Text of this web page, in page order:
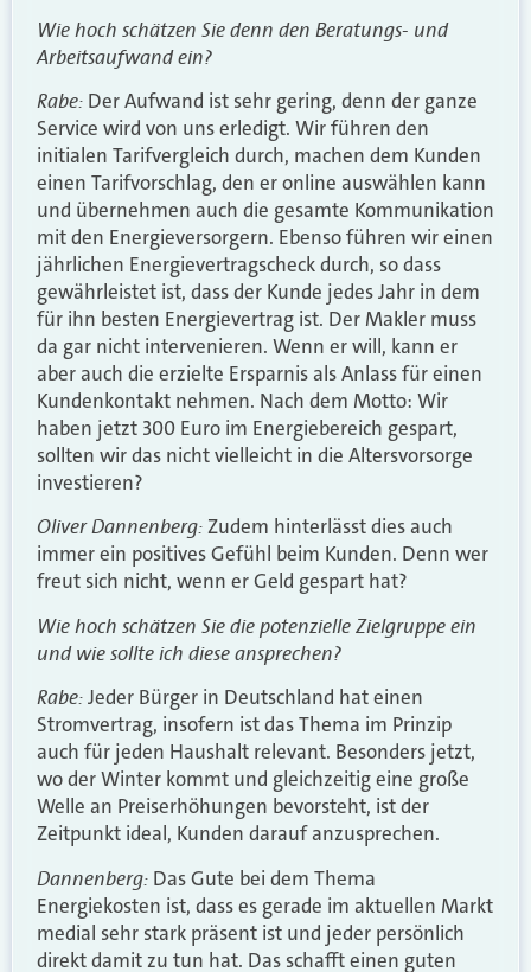
Wie hoch schätzen Sie denn den Beratungs- und
Arbeitsaufwand ein?
Rabe: Der Aufwand ist sehr gering, denn der ganze
Service wird von uns erledigt. Wir führen den
initialen Tarifvergleich durch, machen dem Kunden
einen Tarifvorschlag, den er online auswählen kann
und übernehmen auch die gesamte Kommunikation
mit den Energieversorgern. Ebenso führen wir einen
jährlichen Energievertragscheck durch, so dass
gewährleistet ist, dass der Kunde jedes Jahr in dem
für ihn besten Energievertrag ist. Der Makler muss
da gar nicht intervenieren. Wenn er will, kann er
aber auch die erzielte Ersparnis als Anlass für einen
Kundenkontakt nehmen. Nach dem Motto: Wir
haben jetzt 300 Euro im Energiebereich gespart,
sollten wir das nicht vielleicht in die Altersvorsorge
investieren?
Oliver Dannenberg:Zudem hinterlässt dies auch
immer ein positives Gefühl beim Kunden. Denn wer
freut sich nicht, wenn er Geld gespart hat?
Wie hoch schätzen Sie die potenzielle Zielgruppe ein
und wie sollte ich diese ansprechen?
Rabe:Jeder Bürger in Deutschland hat einen
Stromvertrag, insofern ist das Thema im Prinzip
auch für jeden Haushalt relevant. Besonders jetzt,
wo der Winter kommt und gleichzeitig eine große
Welle an Preiserhöhungen bevorsteht, ist der
Zeitpunkt ideal, Kunden darauf anzusprechen.
Dannenberg: Das Gute bei dem Thema
Energiekosten ist, dass es gerade im aktuellen Markt
medial sehr stark präsent ist und jeder persönlich
direkt damit zu tun hat. Das schafft einen guten